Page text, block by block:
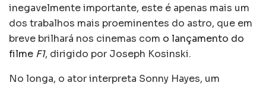
inegavelmente importante, este é apenas mais um
dos trabalhos mais proeminentes do astro, que em
breve brilhará nos cinemas com o lançamento do
filme F1, dirigido por Joseph Kosinski.
No longa, o ator interpreta Sonny Hayes, um